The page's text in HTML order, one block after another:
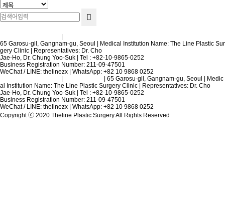
|
65 Garosu-gil, Gangnam-gu, Seoul | Medical Institution Name: The Line Plastic Sur
gery Clinic | Representatives: Dr. Cho
Jae-Ho, Dr. Chung Yoo-Suk | Tel : +82-10-9865-0252
Business Registration Number: 211-09-47501
WeChat / LINE: thelinezx | WhatsApp: +82 10 9868 0252
|
| 65 Garosu-gil, Gangnam-gu, Seoul | Medic
al Institution Name: The Line Plastic Surgery Clinic | Representatives: Dr. Cho
Jae-Ho, Dr. Chung Yoo-Suk | Tel : +82-10-9865-0252
Business Registration Number: 211-09-47501
WeChat / LINE: thelinezx | WhatsApp: +82 10 9868 0252
Copyright ⓒ 2020 Theline Plastic Surgery All Rights Reserved